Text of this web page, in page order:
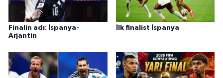
Finalin adı: İspanya-
Arjantin
İlk finalist İspanya